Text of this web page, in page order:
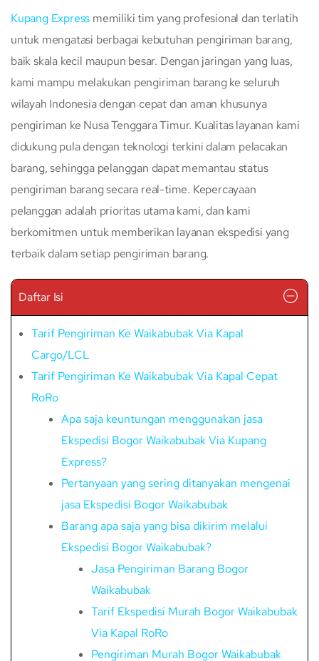
Kupang Express memiliki tim yang profesional dan terlatih
untuk mengatasi berbagai kebutuhan pengiriman barang,
baik skala kecil maupun besar. Dengan jaringan yang luas,
kami mampu melakukan pengiriman barang ke seluruh
wilayah Indonesia dengan cepat dan aman khusunya
pengiriman ke Nusa Tenggara Timur. Kualitas layanan kami
didukung pula dengan teknologi terkini dalam pelacakan
barang, sehingga pelanggan dapat memantau status
pengiriman barang secara real-time. Kepercayaan
pelanggan adalah prioritas utama kami, dan kami
berkomitmen untuk memberikan layanan ekspedisi yang
terbaik dalam setiap pengiriman barang.
Daftar Isi
Tarif Pengiriman Ke Waikabubak Via Kapal
Cargo/LCL
Tarif Pengiriman Ke Waikabubak Via Kapal Cepat
RoRo
Apa saja keuntungan menggunakan jasa
Ekspedisi Bogor Waikabubak Via Kupang
Express?
Pertanyaan yang sering ditanyakan mengenai
jasa Ekspedisi Bogor Waikabubak
Barang apa saja yang bisa dikirim melalui
Ekspedisi Bogor Waikabubak?
Jasa Pengiriman Barang Bogor
Waikabubak
Tarif Ekspedisi Murah Bogor Waikabubak
Via Kapal RoRo
Pengiriman Murah Bogor Waikabubak